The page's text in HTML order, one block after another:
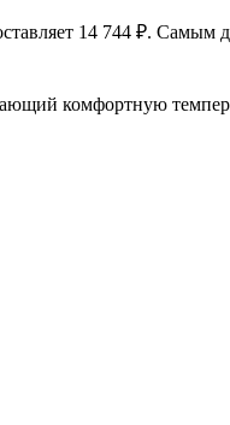
14 744 ₽. Самым
комфортную